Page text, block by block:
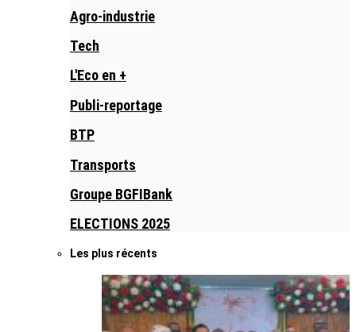
Agro-industrie
Tech
L'Eco en +
Publi-reportage
BTP
Transports
Groupe BGFIBank
ELECTIONS 2025
Les plus récents